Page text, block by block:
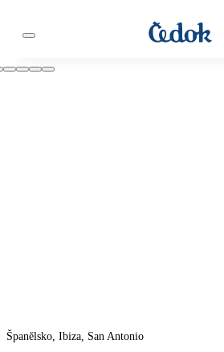
Španělsko, Ibiza, San Antonio